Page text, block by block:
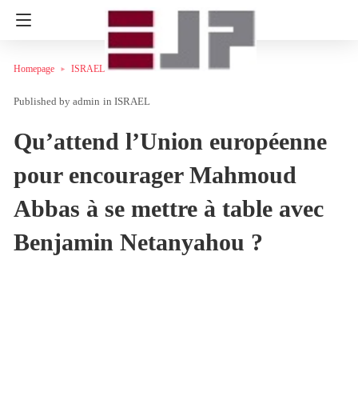
Homepage ISRAEL
admin in ISRAEL
Qu’attend l’Union européenne
pour encourager Mahmoud
Abbas à se mettre à table avec
Benjamin Netanyahou ?